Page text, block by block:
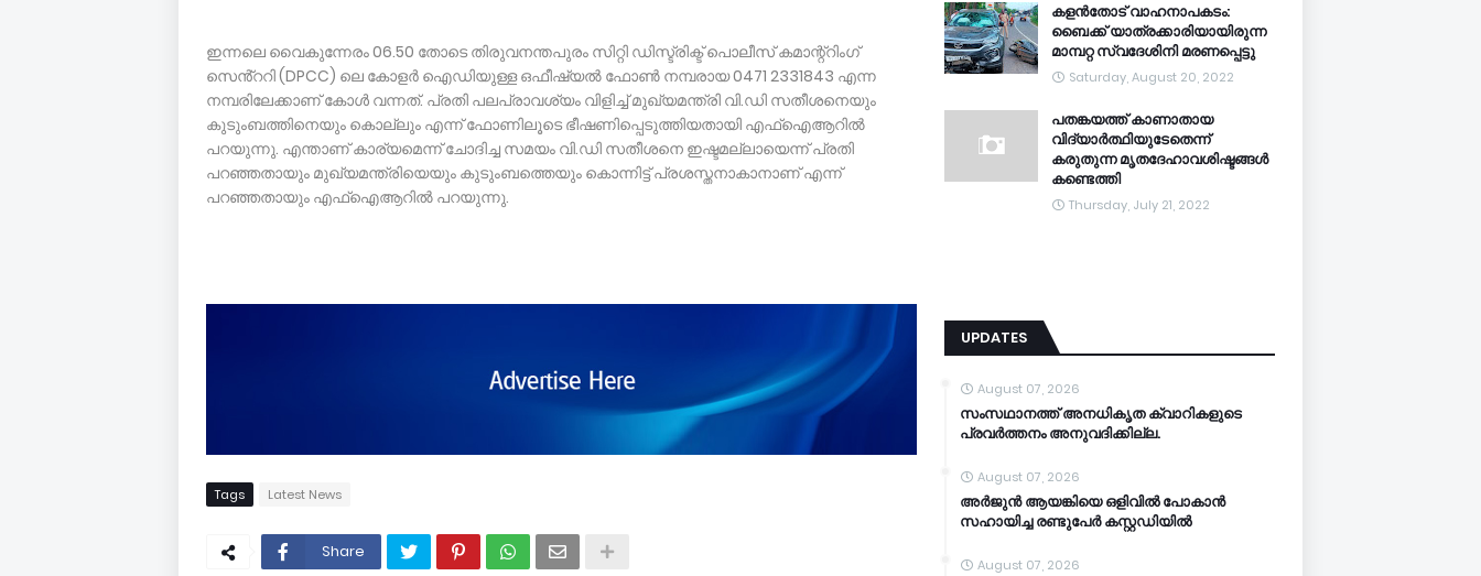
ഇന്നലെ വൈകുന്നേരം 06.50 തോടെ തിരുവനന്തപുരം സിറ്റി ഡിസ്ട്രിക്ട് പൊലീസ് കമാന്റ്റിംഗ്
സെൻ്ററി (DPCC) ലെ കോളർ ഐഡിയുള്ള ഒഫീഷ്യൽ ഫോൺ നമ്പരായ 0471 2331843 എന്ന
നമ്പരിലേക്കാണ് കോൾ വന്നത്. പ്രതി പലപ്രാവശ്യം വിളിച്ച് മുഖ്യമന്ത്രി വി.ഡി സതീശനെയും
കുടുംബത്തിനെയും കൊല്ലും എന്ന് ഫോണിലൂടെ ഭീഷണിപ്പെടുത്തിയതായി എഫ്ഐആറിൽ
പറയുന്നു. എന്താണ് കാര്യമെന്ന് ചോദിച്ച സമയം വി.ഡി സതീശനെ ഇഷ്ടമല്ലായെന്ന് പ്രതി
പറഞ്ഞതായും മുഖ്യമന്ത്രിയെയും കുടുംബത്തെയും കൊന്നിട്ട് പ്രശസ്തനാകാനാണ് എന്ന്
പറഞ്ഞതായും എഫ്ഐആറിൽ പറയുന്നു.
Tags Latest News
Share
കളൻതോട് വാഹനാപകടം:
ബൈക്ക് യാത്രക്കാരിയായിരുന്ന
മാമ്പറ്റ സ്വദേശിനി മരണപ്പെട്ടു
Saturday, August 20, 2022
പതങ്കയത്ത് കാണാതായ
വിദ്യാർത്ഥിയുടേതെന്ന്
കരുതുന്ന മൃതദേഹാവശിഷ്ടങ്ങൾ
കണ്ടെത്തി
Thursday, July 21, 2022
UPDATES
August 07, 2026
സംസഥാനത്ത് അനധികൃത ക്വാറികളുടെ
പ്രവര്‍ത്തനം അനുവദിക്കില്ല.
August 07, 2026
അര്‍ജുന്‍ ആയങ്കിയെ ഒളിവില്‍ പോകാന്‍
സഹായിച്ച രണ്ടുപേര്‍ കസ്റ്റഡിയിൽ
August 07, 2026